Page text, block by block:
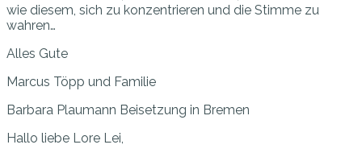
wie diesem, sich zu konzentrieren und die Stimme zu
wahren…
Alles Gute
Marcus Töpp und Familie
Barbara Plaumann Beisetzung in Bremen
Hallo liebe Lore Lei,